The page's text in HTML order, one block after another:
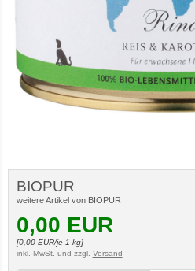
BIOPUR
weitere Artikel von BIOPUR
0,00 EUR
[0,00EUR/je 1 kg]
inkl. MwSt. und zzgl. Versand